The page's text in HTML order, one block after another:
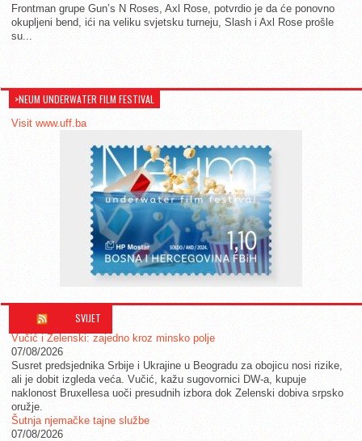
Frontman grupe Gun’s N Roses, Axl Rose, potvrdio je da će ponovno
okupljeni bend, ići na veliku svjetsku turneju, Slash i Axl Rose prošle
su...
>NEUM UNDERWATER FILM FESTIVAL
Visit www.uff.ba
SVIJET
Vučić i Zelenski: zajedno kroz minsko polje
07/08/2026
Susret predsjednika Srbije i Ukrajine u Beogradu za obojicu nosi rizike,
ali je dobit izgleda veća. Vučić, kažu sugovornici DW-a, kupuje
naklonost Bruxellesa uoči presudnih izbora dok Zelenski dobiva srpsko
oružje.
Šutnja njemačke tajne službe
07/08/2026